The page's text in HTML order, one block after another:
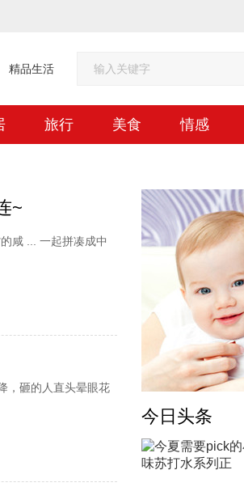
精品生活
旅行 美食 情感
~
咸 ... 一起拼凑成中
，砸的人直头晕眼花
今日头条